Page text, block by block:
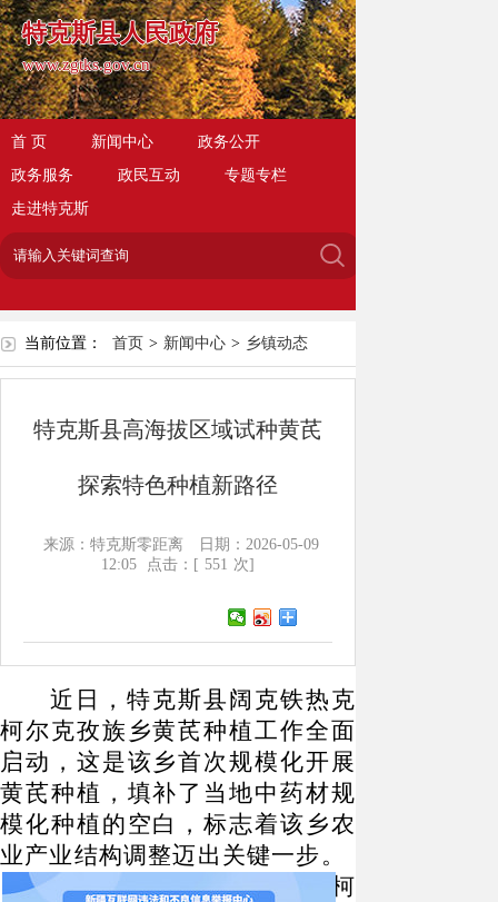
特克斯县人民政府
www.zgtks.gov.cn
首 页 新闻中心
政务公开
政务服务
政民互动
专题专栏
走进特克斯
当前位置： 首页 > 新闻中心 > 乡镇动态
特克斯县高海拔区域试种黄芪
探索特色种植新路径
来源：特克斯零距离
日期：2026-05-09
12:05
点击：[ 551 次]
近日，特克斯县阔克铁热克
柯尔克孜族乡黄芪种植工作全面
启动，这是该乡首次规模化开展
黄芪种植，填补了当地中药材规
模化种植的空白，标志着该乡农
业产业结构调整迈出关键一步。
5月7日，走进阔克铁热克柯